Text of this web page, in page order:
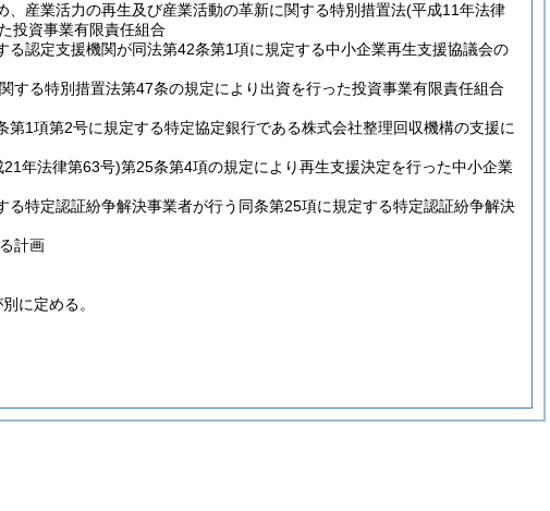
産業活力の再生及び産業活動の革新に関する特別措置法(平成11年法律
投資事業有限責任組合
認定支援機関が同法第42条第1項に規定する中小企業再生支援協議会の
る特別措置法第47条の規定により出資を行った投資事業有限責任組合
第1項第2号に規定する特定協定銀行である株式会社整理回収機構の支援に
21年法律第63号)第25条第4項の規定により再生支援決定を行った中小企業
特定認証紛争解決事業者が行う同条第25項に規定する特定認証紛争解決
計画
に定める。